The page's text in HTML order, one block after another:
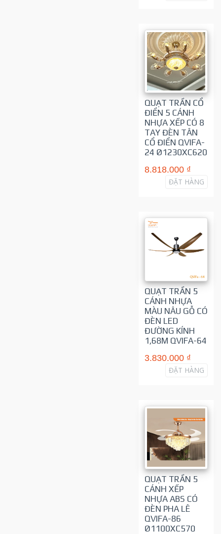
QUẠT TRẦN CỔ
ĐIỂN 5 CÁNH
NHỰA XẾP CÓ 8
TAY ĐÈN TÂN
CỔ ĐIỂN QVIFA-
24 Ø1230XC620
8.818.000 ₫
ĐẶT HÀNG
QUẠT TRẦN 5
CÁNH NHỰA
MÀU NÂU GỖ CÓ
ĐÈN LED
ĐƯỜNG KÍNH
1,68M QVIFA-64
3.830.000 ₫
ĐẶT HÀNG
QUẠT TRẦN 5
CÁNH XẾP
NHỰA ABS CÓ
ĐÈN PHA LÊ
QVIFA-86
Ø1100XC570